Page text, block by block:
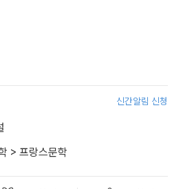
신간알림 신청
> 프랑스문학